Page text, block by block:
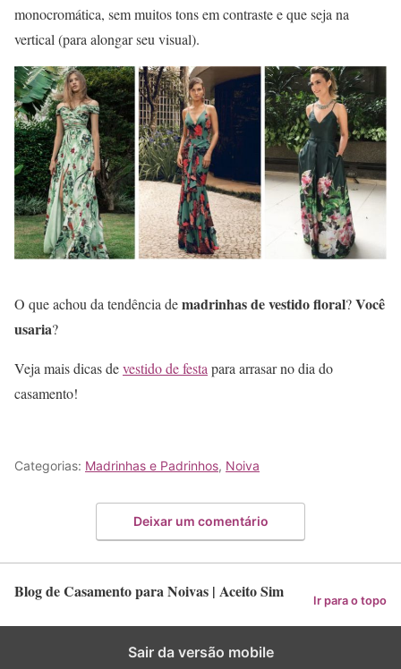
monocromática, sem muitos tons em contraste e que seja na
vertical (para alongar seu visual).
O que achou da tendência demadrinhas de vestido floral?Você
usaria?
Veja mais dicas devestido de festa para arrasar no dia do
casamento!
Categorias: Madrinhas e Padrinhos, Noiva
Deixar um comentário
Blog de Casamento para Noivas | Aceito Sim Ir para o topo
Sair da versão mobile